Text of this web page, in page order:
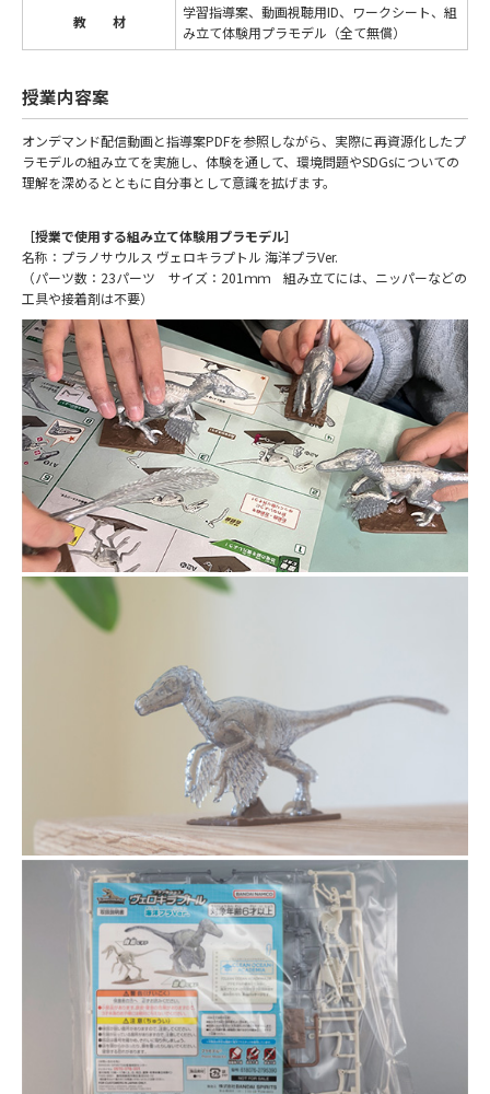
教 材
学習指導案、動画視聴用ID、ワークシート、組
み立て体験用プラモデル（全て無償）
授業内容案
オンデマンド配信動画と指導案PDFを参照しながら、実際に再資源化したプ
ラモデルの組み立てを実施し、体験を通して、環境問題やSDGsについての
理解を深めるとともに自分事として意識を拡げます。
［授業で使用する組み立て体験用プラモデル］
名称：プラノサウルス ヴェロキラプトル 海洋プラVer.
（パーツ数：23パーツ サイズ：201ｍｍ 組み立てには、ニッパーなどの
工具や接着剤は不要）